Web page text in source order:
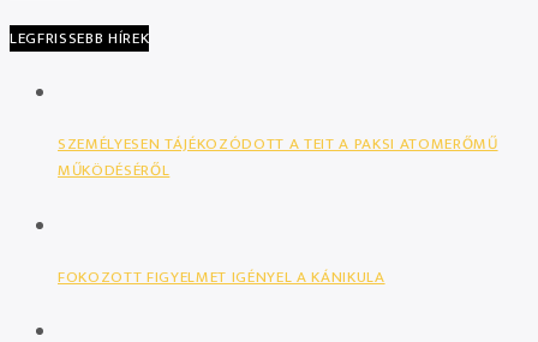
LEGFRISSEBB HÍREK
SZEMÉLYESEN TÁJÉKOZÓDOTT A TEIT A PAKSI ATOMERŐMŰ
MŰKÖDÉSÉRŐL
FOKOZOTT FIGYELMET IGÉNYEL A KÁNIKULA